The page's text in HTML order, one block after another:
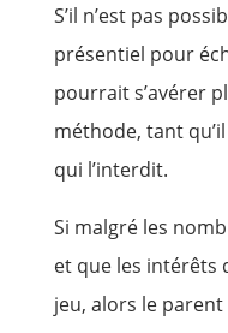
S’il n’est pas
présentiel pour
pourrait s’avérer
méthode, tant
qui l’interdit.
Si malgré les
et que les intérêts
jeu, alors le